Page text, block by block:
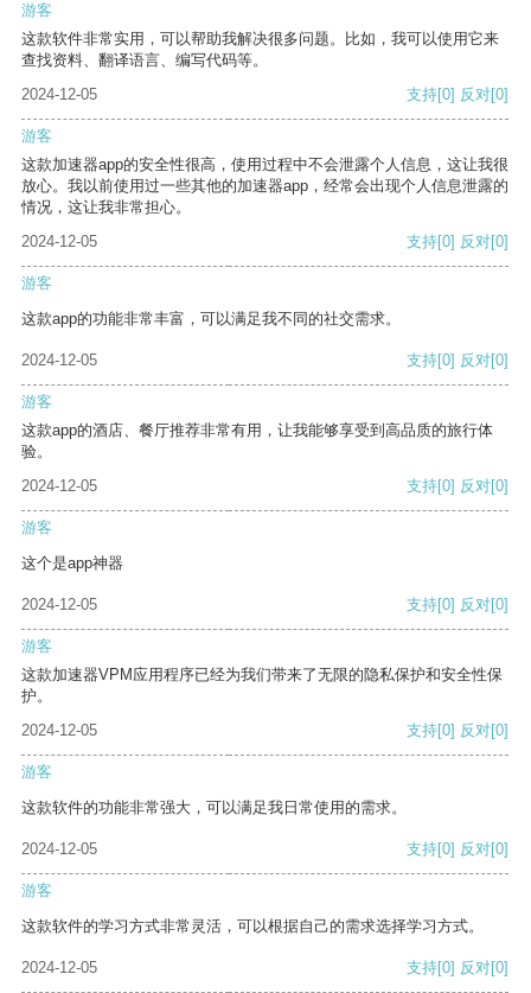
游客
这款软件非常实用，可以帮助我解决很多问题。比如，我可以使用它来
查找资料、翻译语言、编写代码等。
2024-12-05
支持[0] 反对[0]
游客
这款加速器app的安全性很高，使用过程中不会泄露个人信息，这让我很
放心。我以前使用过一些其他的加速器app，经常会出现个人信息泄露的
情况，这让我非常担心。
2024-12-05
支持[0] 反对[0]
游客
这款app的功能非常丰富，可以满足我不同的社交需求。
2024-12-05 支持[0] 反对[0]
游客
这款app的酒店、餐厅推荐非常有用，让我能够享受到高品质的旅行体
验。
2024-12-05
支持[0] 反对[0]
游客
这个是app神器
2024-12-05 支持[0] 反对[0]
游客
这款加速器VPM应用程序已经为我们带来了无限的隐私保护和安全性保
护。
2024-12-05
支持[0] 反对[0]
游客
这款软件的功能非常强大，可以满足我日常使用的需求。
2024-12-05 支持[0] 反对[0]
游客
这款软件的学习方式非常灵活，可以根据自己的需求选择学习方式。
2024-12-05 支持[0] 反对[0]